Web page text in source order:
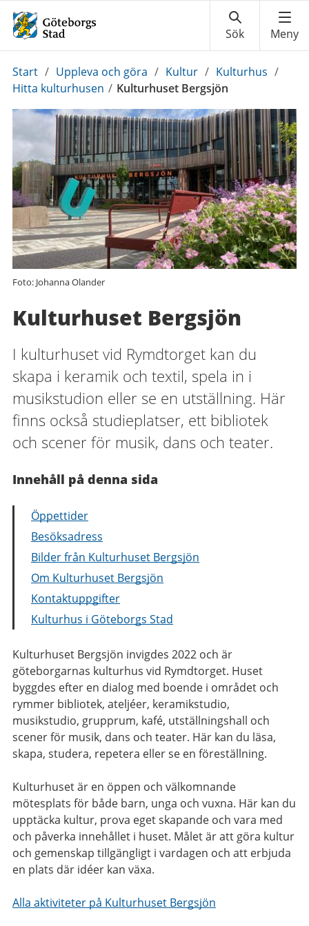
Du
är
Start / Uppleva och göra / Kultur / Kulturhus /
Hitta kulturhusen / Kulturhuset Bergsjön
Foto: Johanna Olander
Kulturhuset Bergsjön
I kulturhuset vid Rymdtorget kan du
skapa i keramik och textil, spela in i
musikstudion eller se en utställning. Här
finns också studieplatser, ett bibliotek
och scener för musik, dans och teater.
Innehåll på denna sida
Öppettider
Besöksadress
Bilder från Kulturhuset Bergsjön
Om Kulturhuset Bergsjön
Kontaktuppgifter
Kulturhus i Göteborgs Stad
Kulturhuset Bergsjön invigdes 2022 och är
göteborgarnas kulturhus vid Rymdtorget. Huset
byggdes efter en dialog med boende i området och
rymmer bibliotek, ateljéer, keramikstudio,
musikstudio, grupprum, kafé, utställningshall och
scener för musik, dans och teater. Här kan du läsa,
skapa, studera, repetera eller se en föreställning.
Kulturhuset är en öppen och välkomnande
mötesplats för både barn, unga och vuxna. Här kan du
upptäcka kultur, prova eget skapande och vara med
och påverka innehållet i huset. Målet är att göra kultur
och gemenskap tillgängligt i vardagen och att erbjuda
en plats där idéer kan växa.
Alla aktiviteter på Kulturhuset Bergsjön